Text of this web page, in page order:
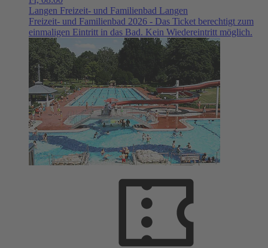
Langen Freizeit- und Familienbad Langen
Freizeit- und Familienbad 2026 - Das Ticket berechtigt zum
einmaligen Eintritt in das Bad. Kein Wiedereintritt möglich.